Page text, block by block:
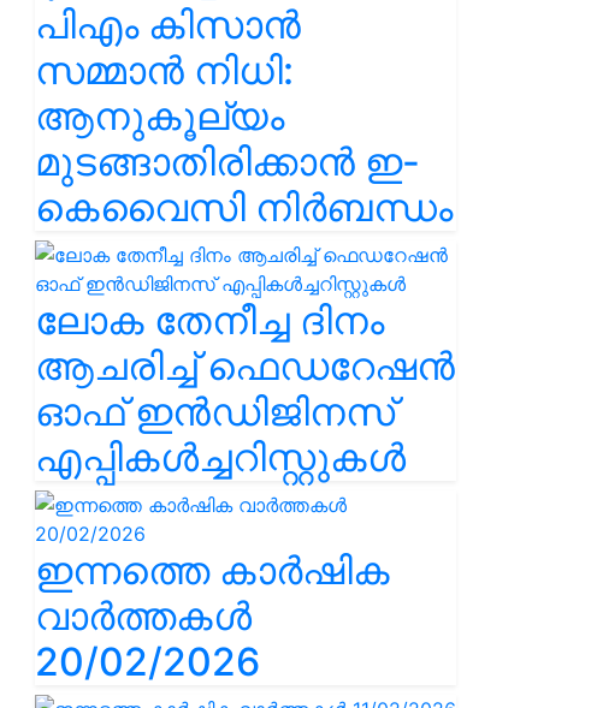
പിഎം കിസാൻ
സമ്മാൻ നിധി:
ആനുകൂല്യം
മുടങ്ങാതിരിക്കാൻ ഇ-
കെവൈസി നിർബന്ധം
ലോക തേനീച്ച ദിനം
ആചരിച്ച് ഫെഡറേഷൻ
ഓഫ് ഇൻഡിജിനസ്
എപ്പികൾച്ചറിസ്റ്റുകൾ
ഇന്നത്തെ കാർഷിക
വാർത്തകൾ
20/02/2026